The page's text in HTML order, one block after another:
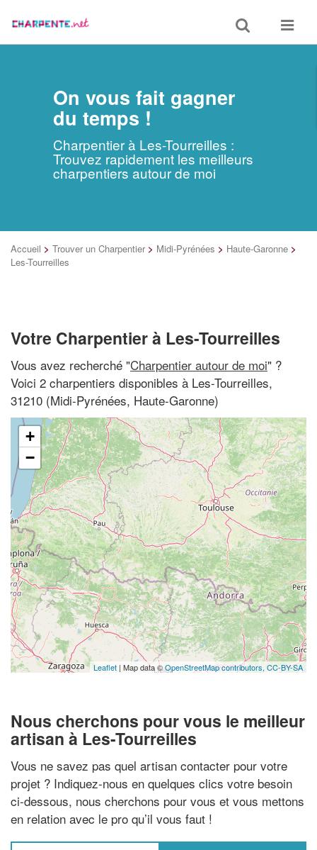
Toggle
search
Toggle
On vous fait gagner
du temps !
Charpentier à Les-Tourreilles :
Trouvez rapidement les meilleurs
charpentiers autour de moi
Accueil > Trouver un Charpentier > Midi-Pyrénées > Haute-Garonne >
Les-Tourreilles
Votre Charpentier à Les-Tourreilles
Vous avez recherché "Charpentier autour de moi" ?
Voici 2 charpentiers disponibles à Les-Tourreilles,
31210 (Midi-Pyrénées, Haute-Garonne)
+
−
Leaflet | Map data ©OpenStreetMap contributors, CC-BY-SA
Nous cherchons pour vous le meilleur
artisan à Les-Tourreilles
Vous ne savez pas quel artisan contacter pour votre
projet ? Indiquez-nous en quelques clics votre besoin
ci-dessous, nous cherchons pour vous et vous mettons
en relation avec le pro qu’il vous faut !